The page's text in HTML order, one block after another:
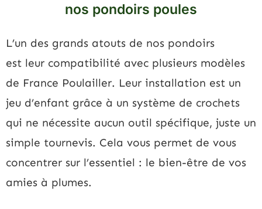
nos pondoirs poules
L’un des grands atouts de nos pondoirs
est leur compatibilité avec plusieurs modèles
de France Poulailler. Leur installation est un
jeu d’enfant grâce à un système de crochets
qui ne nécessite aucun outil spécifique, juste un
simple tournevis. Cela vous permet de vous
concentrer sur l’essentiel : le bien-être de vos
amies à plumes.